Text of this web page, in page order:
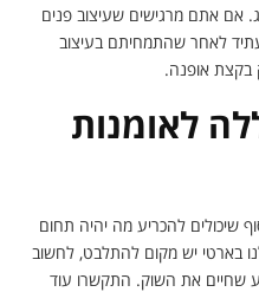
אם אתם מרגישים שעיצוב פנים
לאחר שהתמחיתם בעיצוב
בקצת אופנה.
לאומנות
שיכולים להכריע מה יהיה תחום
בארטי יש מקום להתלבט, לחשוב
שחיים את השוק. התקשרו עוד